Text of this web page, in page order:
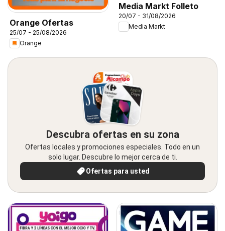
Orange Ofertas
25/07 - 25/08/2026
Orange
Media Markt Folleto
20/07 - 31/08/2026
Media Markt
Descubra ofertas en su zona
Ofertas locales y promociones especiales. Todo en un
solo lugar. Descubre lo mejor cerca de ti.
Ofertas para usted